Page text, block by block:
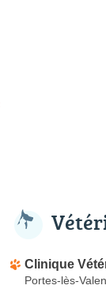
Clinique
Portes-lès-